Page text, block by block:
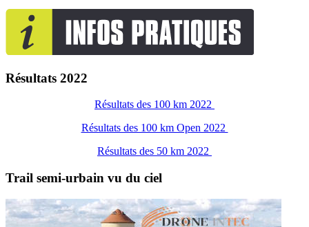
Résultats 2022
Résultats des 100 km 2022
Résultats des 100 km Open 2022
Résultats des 50 km 2022
Trail semi-urbain vu du ciel